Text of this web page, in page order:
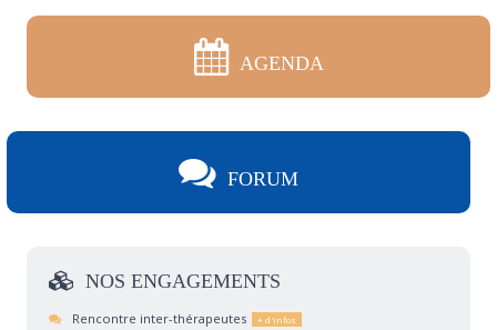
AGENDA
FORUM
NOS ENGAGEMENTS
Rencontre inter-thérapeutes